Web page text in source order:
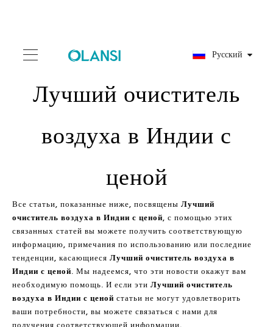
Pусский
Лучший очиститель
воздуха в Индии с
ценой
Все статьи, показанные ниже, посвящены Лучший
очиститель воздуха в Индии с ценой, с помощью этих
связанных статей вы можете получить соответствующую
информацию, примечания по использованию или последние
тенденции, касающиеся Лучший очиститель воздуха в
Индии с ценой. Мы надеемся, что эти новости окажут вам
необходимую помощь. И если эти Лучший очиститель
воздуха в Индии с ценой статьи не могут удовлетворить
ваши потребности, вы можете связаться с нами для